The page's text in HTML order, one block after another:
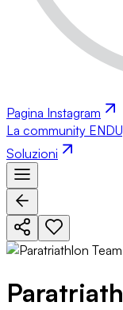
Pagina Instagram
La community
Soluzioni